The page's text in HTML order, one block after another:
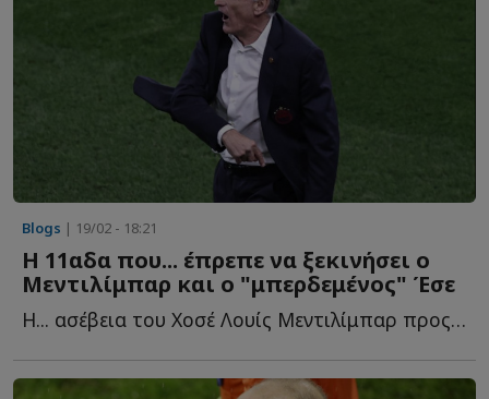
Blogs | 19/02 - 18:21
Η 11αδα που... έπρεπε να ξεκινήσει ο
Μεντιλίμπαρ και ο "μπερδεμένος" Έσε
Η... ασέβεια του Χοσέ Λουίς Μεντιλίμπαρ προς τη Λεβερκούζεν, τ...